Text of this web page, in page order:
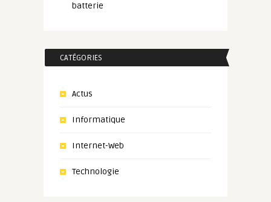
batterie
CATÉGORIES
Actus
Informatique
Internet-Web
Technologie